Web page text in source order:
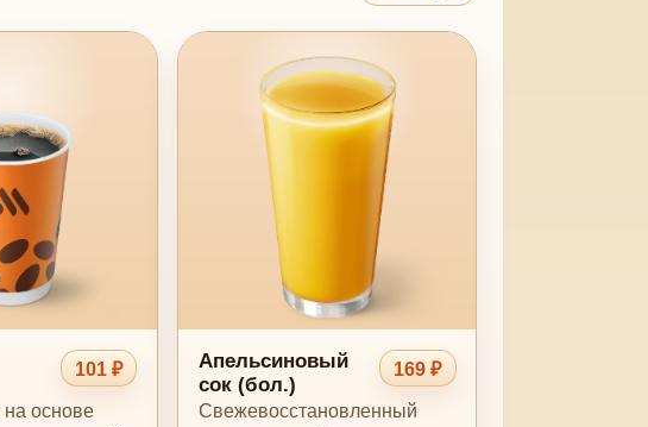
101 ₽
основе
Апельсиновый
сок (бол.)
169 ₽
Свежевосстановленный